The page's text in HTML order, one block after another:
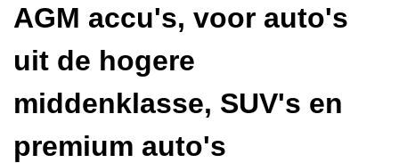
AGM accu's, voor auto's
uit de hogere
middenklasse, SUV's en
premium auto's